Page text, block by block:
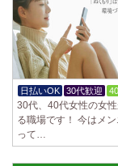
日払いOK 30代歓迎
30代、40代女性の女
る職場です！ 今はメ
って…